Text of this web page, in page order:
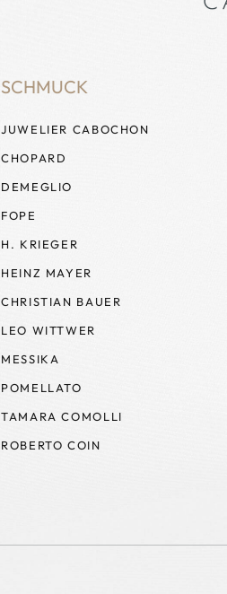
SCHMUCK
JUWELIER CABOCHON
CHOPARD
DEMEGLIO
FOPE
H. KRIEGER
HEINZ MAYER
CHRISTIAN BAUER
LEO WITTWER
MESSIKA
POMELLATO
TAMARA COMOLLI
ROBERTO COIN